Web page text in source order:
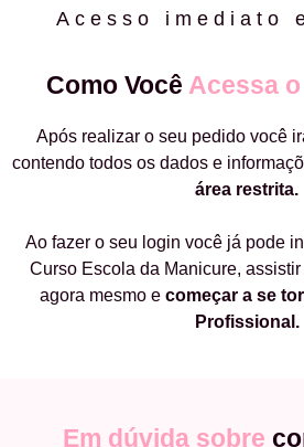
Acesso imediato
Como Você Acessa
Após realizar o seu pedido você
contendo todos os dados e
área restrita.
Ao fazer o seu login você já pode
Curso Escola da Manicure,
agora mesmo e começar a se
Profissional.
Em dúvida sobre